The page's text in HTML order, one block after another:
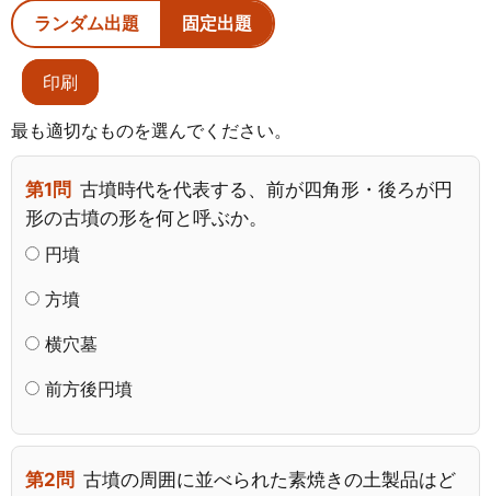
ランダム出題 固定出題
印刷
最も適切なものを選んでください。
第1問 古墳時代を代表する、前が四角形・後ろが円
形の古墳の形を何と呼ぶか。
円墳
方墳
横穴墓
前方後円墳
第2問 古墳の周囲に並べられた素焼きの土製品はど